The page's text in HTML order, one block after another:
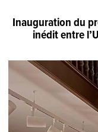
Inauguration du
inédit entre